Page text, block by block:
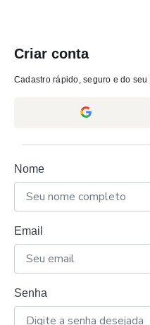
Criar conta
Cadastro rápido, seguro e do seu
Nome
Email
Senha